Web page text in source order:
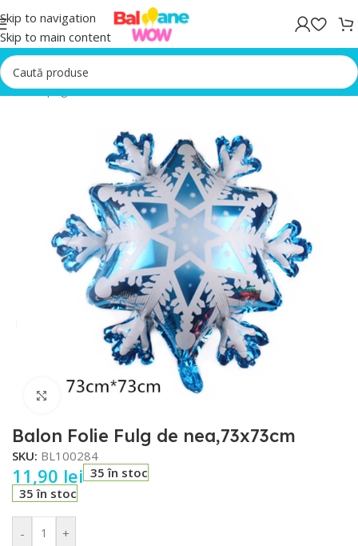
Skip to navigation
Skip to main content
Prima pagină/Baloane Petreceri Aniversare
Faceți click pentru a mări
Balon Folie Fulg de nea,73x73cm
SKU: BL100284
11,90 lei 35 în stoc
35 în stoc
- +